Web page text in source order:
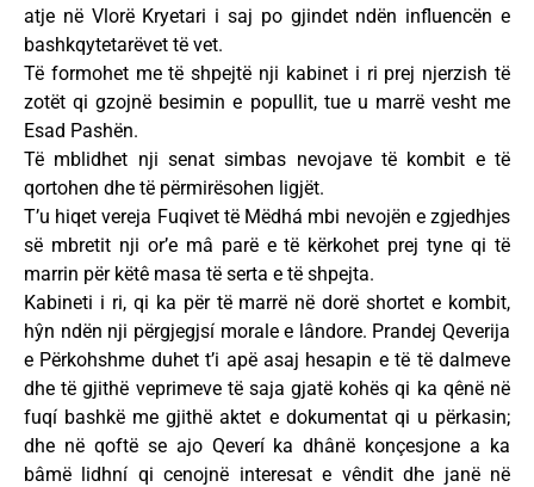
atje në Vlorë Kryetari i saj po gjindet ndën influencën e
bashkqytetarëvet të vet.
Të formohet me të shpejtë nji kabinet i ri prej njerzish të
zotët qi gzojnë besimin e popullit, tue u marrë vesht me
Esad Pashën.
Të mblidhet nji senat simbas nevojave të kombit e të
qortohen dhe të përmirësohen ligjët.
T’u hiqet vereja Fuqivet të Mëdhá mbi nevojën e zgjedhjes
së mbretit nji or’e mâ parë e të kërkohet prej tyne qi të
marrin për këtê masa të serta e të shpejta.
Kabineti i ri, qi ka për të marrë në dorë shortet e kombit,
hŷn ndën nji përgjegjsí morale e lândore. Prandej Qeverija
e Përkohshme duhet t’i apë asaj hesapin e të të dalmeve
dhe të gjithë veprimeve të saja gjatë kohës qi ka qênë në
fuqí bashkë me gjithë aktet e dokumentat qi u përkasin;
dhe në qoftë se ajo Qeverí ka dhânë konçesjone a ka
bâmë lidhní qi cenojnë interesat e vêndit dhe janë në